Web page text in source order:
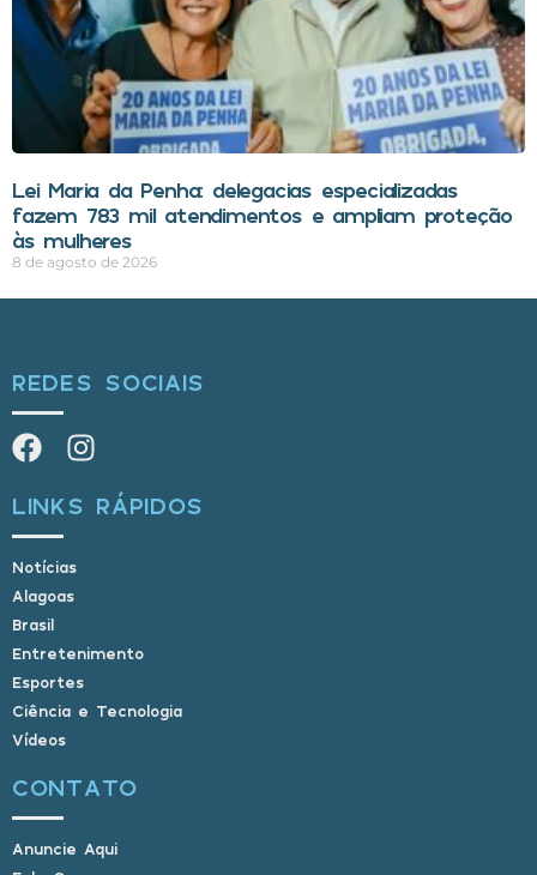
Lei Maria da Penha: delegacias especializadas
fazem 783 mil atendimentos e ampliam proteção
às mulheres
8 de agosto de 2026
REDES SOCIAIS
LINKS RÁPIDOS
Notícias
Alagoas
Brasil
Entretenimento
Esportes
Ciência e Tecnologia
Vídeos
CONTATO
Anuncie Aqui